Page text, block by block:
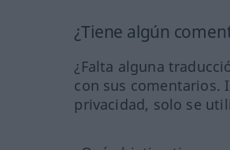
¿Tiene algún
¿Falta alguna
con sus comentarios.
privacidad, solo se